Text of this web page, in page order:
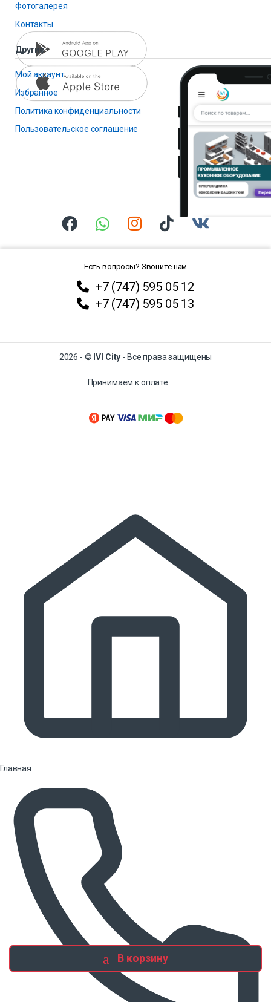
В корзину
Фотогалерея
Контакты
Другие
Мой аккаунт
Избранное
Политика конфиденциальности
Пользовательское соглашение
Есть вопросы? Звоните нам
+7 (747) 595 05 12
+7 (747) 595 05 13
2026 - © IVI City - Все права защищены
Принимаем к оплате:
Главная